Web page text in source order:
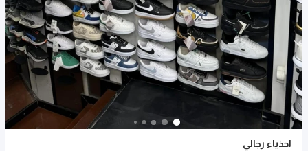
احذياء رجالي